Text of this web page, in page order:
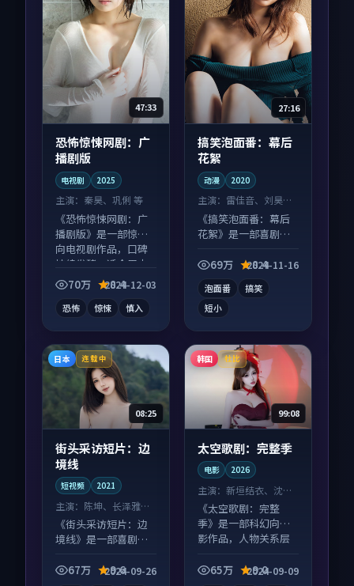
47:33
恐怖惊悚网剧：广
播剧版
电视剧 2025
主演： 秦昊、巩俐 等
《恐怖惊悚网剧：广
播剧版》是一部惊悚
向电视剧作品，口碑
持续发酵，适合周末
一口气刷完。
70万 8.4
2024-12-03
恐怖 惊悚 慎入
27:16
搞笑泡面番：幕后
花絮
动漫 2020
主演： 雷佳音、刘昊然
等
《搞笑泡面番：幕后
花絮》是一部喜剧向
度高，适合配弹幕观
69万 8.4
2024-11-16
泡面番
搞笑
短小
日本 连载中
08:25
街头采访短片：边
境线
短视频 2021
主演： 陈坤、长泽雅美
等
《街头采访短片：边
境线》是一部喜剧向
感在线，配乐与镜头
67万 9.6
2024-09-26
韩国 杜比
99:08
太空歌剧：完整季
电影 2026
主演：新垣结衣、沈腾
等
《太空歌剧：完整
季》是一部科幻向电
影作品，人物关系层
绪落点。
65万 9.0
2024-09-09